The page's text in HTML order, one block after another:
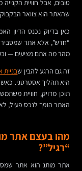
טובים, אבל חוויית
שהאתר הוא צוואר
כאן בדיוק נכנס הדיון
“חדש”, אלא אתר שמסביר
מהר מה אתם מציעים —
זה גם הרגע להבין שבניית
היא תהליך אסטרטגי.
האתר הופך לנכס פעיל,
מהו בעצם אתר
“רגיל”?
אתר מותג הוא אתר